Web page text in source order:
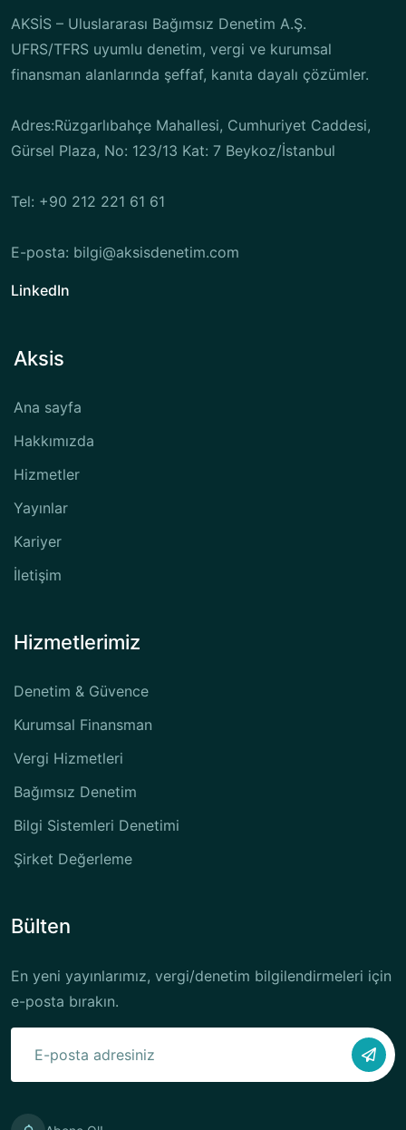
AKSİS – Uluslararası Bağımsız Denetim A.Ş.
UFRS/TFRS uyumlu denetim, vergi ve kurumsal
finansman alanlarında şeffaf, kanıta dayalı çözümler.
Adres:Rüzgarlıbahçe Mahallesi, Cumhuriyet Caddesi,
Gürsel Plaza, No: 123/13 Kat: 7 Beykoz/İstanbul
Tel: +90 212 221 61 61
E-posta: bilgi@aksisdenetim.com
LinkedIn
Aksis
Ana sayfa
Hakkımızda
Hizmetler
Yayınlar
Kariyer
İletişim
Hizmetlerimiz
Denetim & Güvence
Kurumsal Finansman
Vergi Hizmetleri
Bağımsız Denetim
Bilgi Sistemleri Denetimi
Şirket Değerleme
Bülten
En yeni yayınlarımız, vergi/denetim bilgilendirmeleri için
e-posta bırakın.